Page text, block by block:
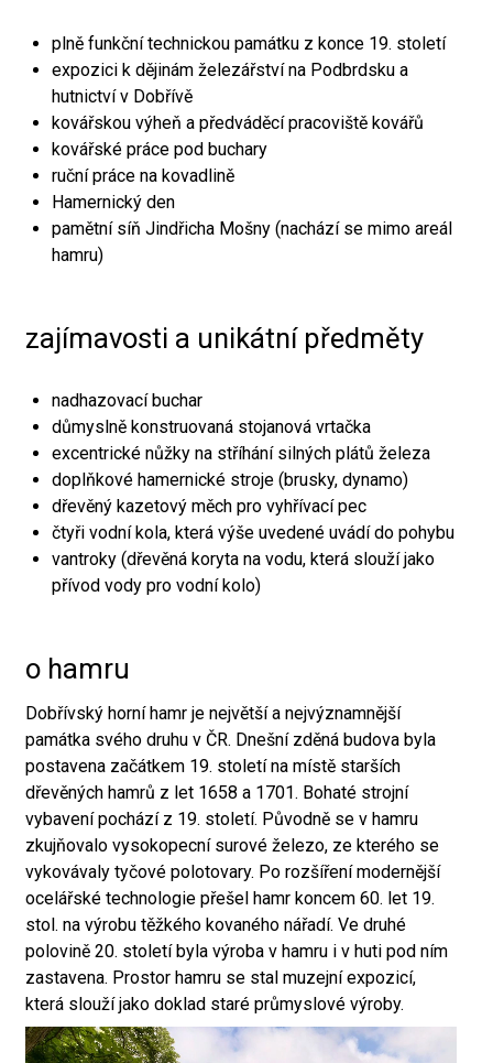
plně funkční technickou památku z konce 19. století
expozici k dějinám železářství na Podbrdsku a
hutnictví v Dobřívě
kovářskou výheň a předváděcí pracoviště kovářů
kovářské práce pod buchary
ruční práce na kovadlině
Hamernický den
pamětní síň Jindřicha Mošny (nachází se mimo areál
hamru)
zajímavosti a unikátní předměty
nadhazovací buchar
důmyslně konstruovaná stojanová vrtačka
excentrické nůžky na stříhání silných plátů železa
doplňkové hamernické stroje (brusky, dynamo)
dřevěný kazetový měch pro vyhřívací pec
čtyři vodní kola, která výše uvedené uvádí do pohybu
vantroky (dřevěná koryta na vodu, která slouží jako
přívod vody pro vodní kolo)
o hamru
Dobřívský horní hamr je největší a nejvýznamnější
památka svého druhu v ČR. Dnešní zděná budova byla
postavena začátkem 19. století na místě starších
dřevěných hamrů z let 1658 a 1701. Bohaté strojní
vybavení pochází z 19. století. Původně se v hamru
zkujňovalo vysokopecní surové železo, ze kterého se
vykovávaly tyčové polotovary. Po rozšíření modernější
ocelářské technologie přešel hamr koncem 60. let 19.
stol. na výrobu těžkého kovaného nářadí. Ve druhé
polovině 20. století byla výroba v hamru i v huti pod ním
zastavena. Prostor hamru se stal muzejní expozicí,
která slouží jako doklad staré průmyslové výroby.